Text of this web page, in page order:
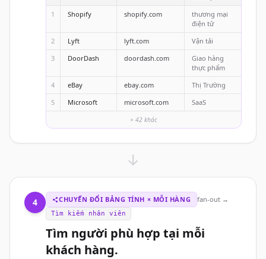
1 Shopify shopify.com
thương mại
điện tử
2
Lyft lyft.com
Vận tải
3
DoorDash doordash.com
Giao hàng
thực phẩm
4
eBay ebay.com
Thị Trường
5
Microsoft microsoft.com SaaS
+ 42 khác
4 CHUYỂN ĐỔI BẢNG TÍNH × MỖI HÀNG fan-out →
Tìm kiếm nhân viên
Tìm người phù hợp tại mỗi
khách hàng.